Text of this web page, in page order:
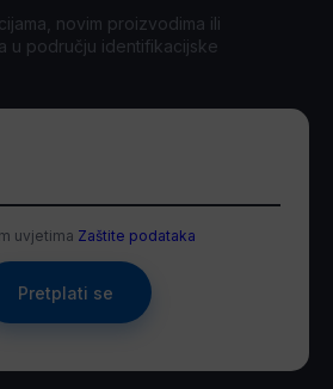
novim proizvodima ili
u području identifikacijske
uvjetima Zaštite podataka
Pretplati se